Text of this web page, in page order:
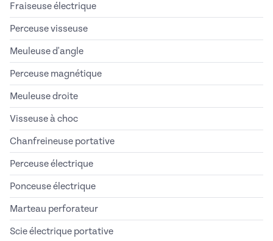
Fraiseuse électrique
Perceuse visseuse
Meuleuse d'angle
Perceuse magnétique
Meuleuse droite
Visseuse à choc
Chanfreineuse portative
Perceuse électrique
Ponceuse électrique
Marteau perforateur
Scie électrique portative